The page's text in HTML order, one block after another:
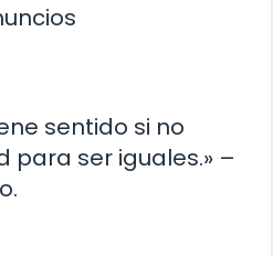
sentido si no
para ser iguales.» –